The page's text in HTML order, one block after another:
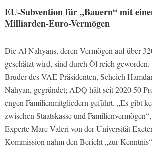
EU-Subvention für „Bauern“ mit
Milliarden-Euro-Vermögen
Die Al Nahyans, deren Vermögen auf über
geschätzt wird, sind durch Öl reich
Bruder des VAE-Präsidenten, Scheich
Nahyan, gegründet; ADQ hält seit 2020 50
engen Familienmitgliedern geführt. „Es gibt
zwischen Staatskasse und
Experte Marc Valeri von der Universität
Kommission nahm den Bericht „zur